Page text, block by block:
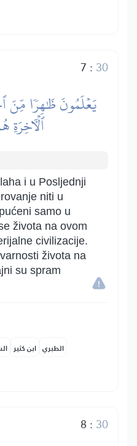
7 : 30
يَعۡلَمُونَ ظَٰهِرٗا مِّنَ
ٱلۡأٓخِرَةِ
i u Posljednji
niti u
samo u
života na ovom
civilizacije.
života na
su spram
ابن كثير الطبري
8 : 30